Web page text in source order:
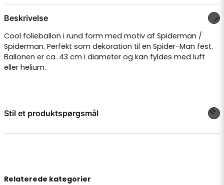
Beskrivelse
Cool folieballon i rund form med motiv af Spiderman /
Spiderman. Perfekt som dekoration til en Spider-Man fest.
Ballonen er ca. 43 cm i diameter og kan fyldes med luft
eller helium.
Stil et produktspørgsmål
Relaterede kategorier